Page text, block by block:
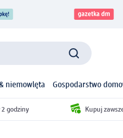
niemowlęta Gospodarstwo
2 godziny Kupuj